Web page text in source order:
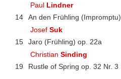
Paul Lindner
14
An den Frühling (Impromptu)
JosefSuk
15
Jaro (Frühling) op. 22a
ChristianSinding
19
Rustle of Spring op. 32 Nr. 3